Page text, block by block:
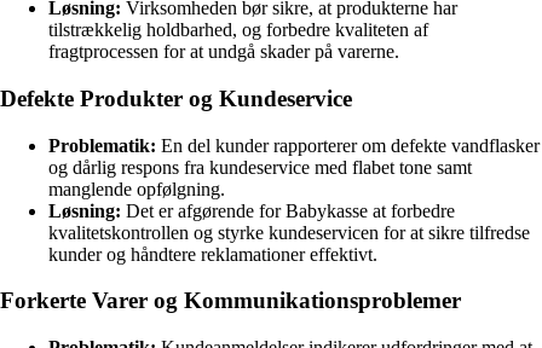
Løsning: Virksomheden bør sikre, at produkterne har
tilstrækkelig holdbarhed, og forbedre kvaliteten af
fragtprocessen for at undgå skader på varerne.
Defekte Produkter og Kundeservice
Problematik: En del kunder rapporterer om defekte vandflasker
og dårlig respons fra kundeservice med flabet tone samt
manglende opfølgning.
Løsning: Det er afgørende for Babykasse at forbedre
kvalitetskontrollen og styrke kundeservicen for at sikre tilfredse
kunder og håndtere reklamationer effektivt.
Forkerte Varer og Kommunikationsproblemer